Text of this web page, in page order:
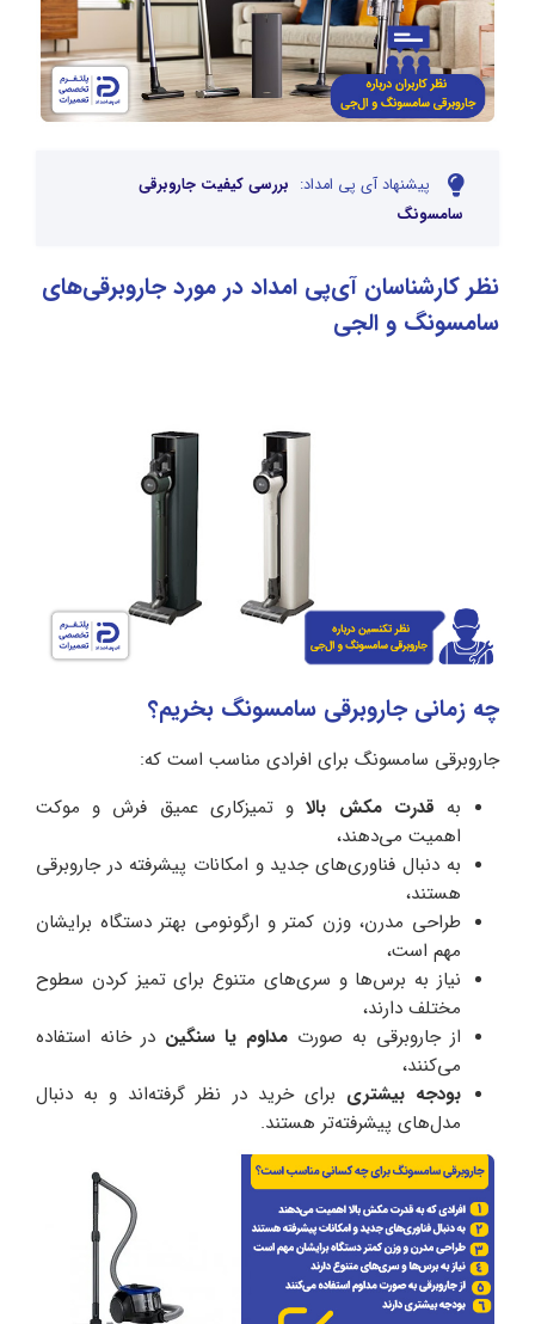
پیشنهاد آی پی امداد: بررسی کیفیت جاروبرقی
سامسونگ
نظر کارشناسان آی‌پی امداد در مورد جاروبرقی‌های
سامسونگ و الجی
چه زمانی جاروبرقی سامسونگ بخریم؟
جاروبرقی سامسونگ برای افرادی مناسب است که:
به قدرت مکش بالاو تمیزکاری عمیق فرش و موکت
اهمیت می‌دهند،
به دنبال فناوری‌های جدید و امکانات پیشرفته در جاروبرقی
هستند،
طراحی مدرن، وزن کمتر و ارگونومی بهتر دستگاه برایشان
مهم است،
نیاز به برس‌ها و سری‌های متنوع برای تمیز کردن سطوح
مختلف دارند،
از جاروبرقی به صورت مداوم یا سنگین در خانه استفاده
می‌کنند،
بودجه بیشتری برای خرید در نظر گرفته‌اند و به دنبال
مدل‌های پیشرفته‌تر هستند.